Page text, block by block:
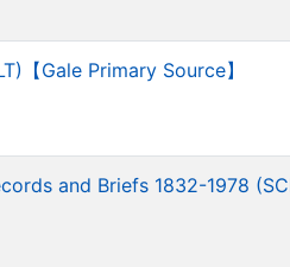
【Gale Primary Source】
and Briefs 1832-1978